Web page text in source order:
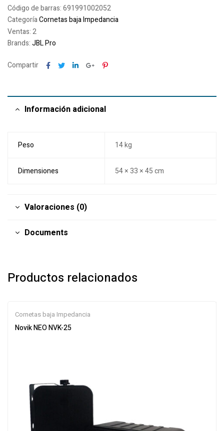
Código de barras:691991002052
CategoríaCornetas baja Impedancia
Ventas: 2
Brands:JBL Pro
Compartir Facebook
TwitterLinkedinGoogle+Pinterest
Información adicional
Peso 14 kg
Dimensiones 54 × 33 × 45 cm
Valoraciones (0)
Documents
Productos relacionados
Cornetas baja Impedancia
Novik NEO NVK-25